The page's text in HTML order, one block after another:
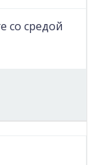
со средой